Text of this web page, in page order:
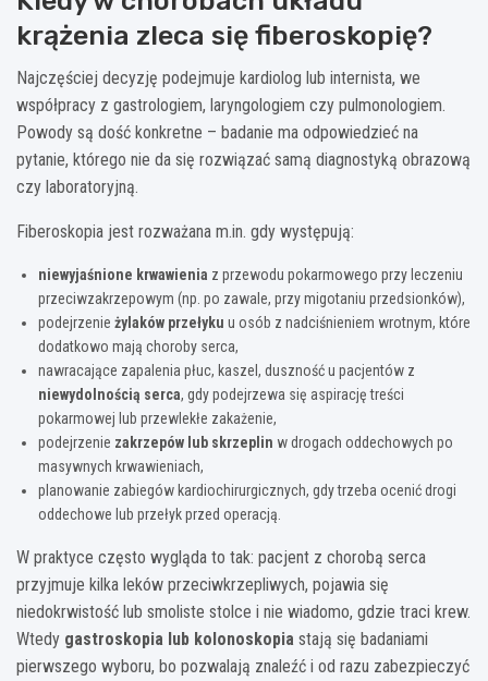
krążenia zleca się fiberoskopię?
Najczęściej decyzję podejmuje kardiolog lub internista, we
współpracy z gastrologiem, laryngologiem czy pulmonologiem.
Powody są dość konkretne – badanie ma odpowiedzieć na
pytanie, którego nie da się rozwiązać samą diagnostyką obrazową
czy laboratoryjną.
Fiberoskopia jest rozważana m.in. gdy występują:
niewyjaśnione krwawienia z przewodu pokarmowego przy leczeniu
przeciwzakrzepowym (np. po zawale, przy migotaniu przedsionków),
podejrzenie żylaków przełyku u osób z nadciśnieniem wrotnym, które
dodatkowo mają choroby serca,
nawracające zapalenia płuc, kaszel, duszność u pacjentów z
niewydolnością serca, gdy podejrzewa się aspirację treści
pokarmowej lub przewlekłe zakażenie,
podejrzenie zakrzepów lub skrzeplin w drogach oddechowych po
masywnych krwawieniach,
planowanie zabiegów kardiochirurgicznych, gdy trzeba ocenić drogi
oddechowe lub przełyk przed operacją.
W praktyce często wygląda to tak: pacjent z chorobą serca
przyjmuje kilka leków przeciwkrzepliwych, pojawia się
niedokrwistość lub smoliste stolce i nie wiadomo, gdzie traci krew.
Wtedy gastroskopia lub kolonoskopia stają się badaniami
pierwszego wyboru, bo pozwalają znaleźć i od razu zabezpieczyć